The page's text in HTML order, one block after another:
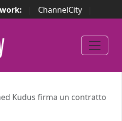
| ChannelCity
|
| Italian Channel
Awards
Italian Security
Kudus firma un contratto